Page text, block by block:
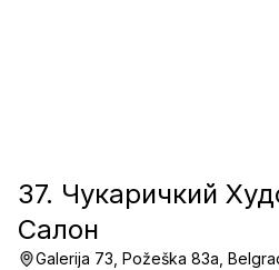
37. Чукаричкий
Салон
Galerija 73, Požeška 83a,